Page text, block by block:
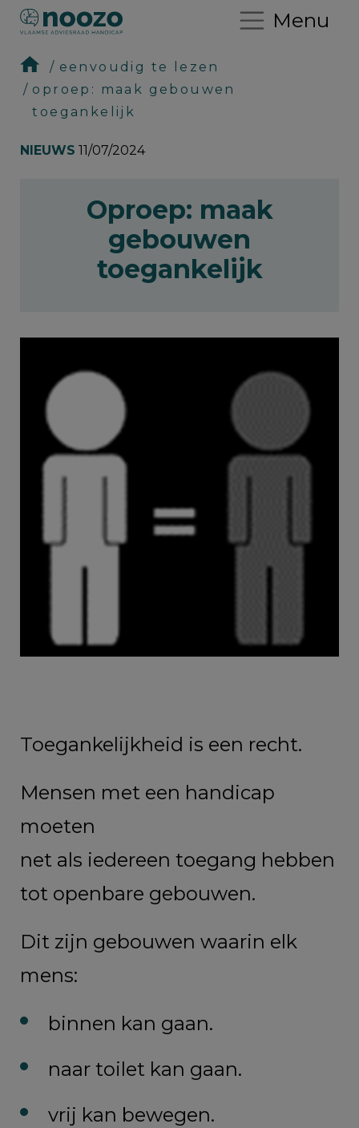
Menu
eenvoudig te lezen
oproep: maak gebouwen
toegankelijk
NIEUWS 11/07/2024
Oproep: maak
gebouwen
toegankelijk
Toegankelijkheid is een recht.
Mensen met een handicap
moeten
net als iedereen toegang hebben
tot openbare gebouwen.
Dit zijn gebouwen waarin elk
mens:
binnen kan gaan.
naar toilet kan gaan.
vrij kan bewegen.